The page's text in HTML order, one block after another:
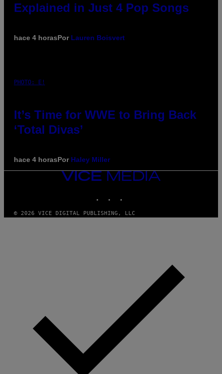
Explained in Just 4 Pop Songs
hace 4 horasPor Lauren Boisvert
PHOTO: E!
It’s Time for WWE to Bring Back
‘Total Divas’
hace 4 horasPor Haley Miller
VICE
MEDIA
© 2026 VICE DIGITAL PUBLISHING, LLC